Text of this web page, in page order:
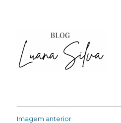
Imagem anterior